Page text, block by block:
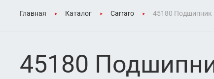
Главная Каталог Carraro 45180 Подшипник
45180